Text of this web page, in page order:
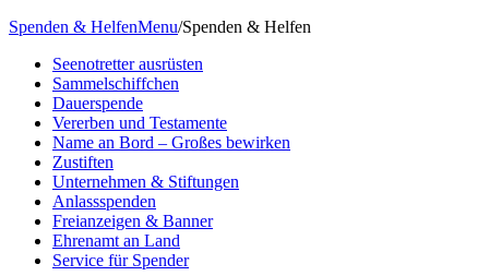
Spenden & HelfenMenu/Spenden & Helfen
Seenotretter ausrüsten
Sammelschiffchen
Dauerspende
Vererben und Testamente
Name an Bord – Großes bewirken
Zustiften
Unternehmen & Stiftungen
Anlassspenden
Freianzeigen & Banner
Ehrenamt an Land
Service für Spender